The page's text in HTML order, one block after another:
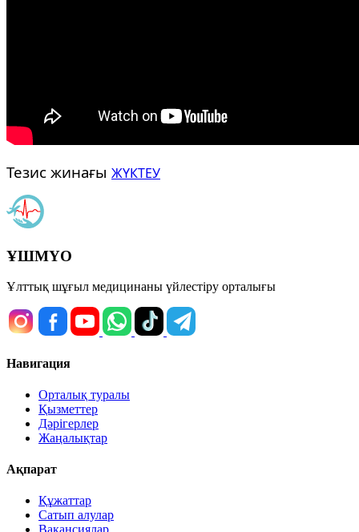
Тезис жинағы ЖҮКТЕУ
ҰШМҮО
Ұлттық шұғыл медицинаны үйлестіру орталығы
Навигация
Орталық туралы
Қызметтер
Дәрігерлер
Жаңалықтар
Ақпарат
Құжаттар
Сатып алулар